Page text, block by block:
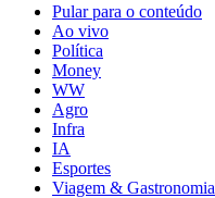
Pular para o conteúdo
Ao vivo
Política
Money
WW
Agro
Infra
IA
Esportes
Viagem & Gastronomia